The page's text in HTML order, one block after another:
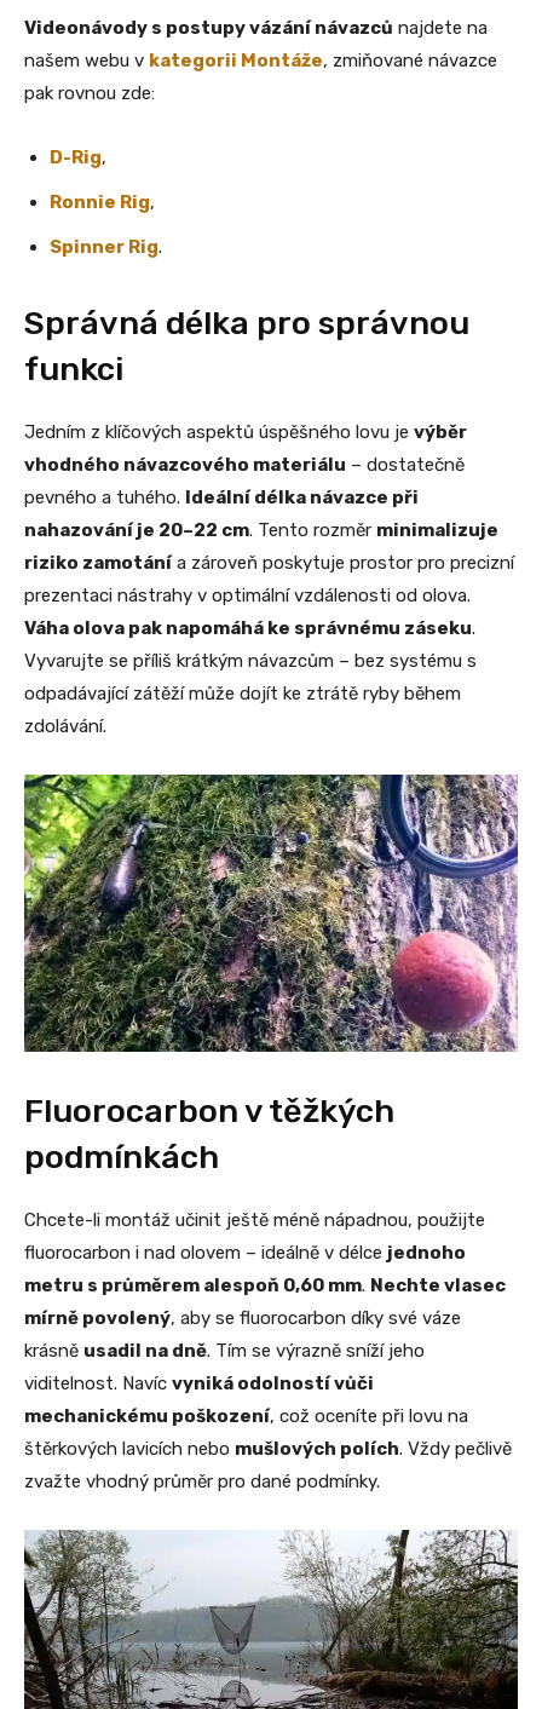
Videonávody s postupy vázání návazců najdete na
našem webu v kategorii Montáže, zmiňované návazce
pak rovnou zde:
D-Rig,
Ronnie Rig,
Spinner Rig.
Správná délka pro správnou
funkci
Jedním z klíčových aspektů úspěšného lovu je výběr
vhodného návazcového materiálu – dostatečně
pevného a tuhého. Ideální délka návazce při
nahazování je 20–22 cm. Tento rozměr minimalizuje
riziko zamotánía zároveň poskytuje prostor pro precizní
prezentaci nástrahy v optimální vzdálenosti od olova.
Váha olova pak napomáhá ke správnému záseku.
Vyvarujte se příliš krátkým návazcům – bez systému s
odpadávající zátěží může dojít ke ztrátě ryby během
zdolávání.
Fluorocarbon v těžkých
podmínkách
Chcete-li montáž učinit ještě méně nápadnou, použijte
fluorocarbon i nad olovem – ideálně v délce jednoho
metru s průměrem alespoň 0,60 mm. Nechte vlasec
mírně povolený, aby se fluorocarbon díky své váze
krásně usadil na dně. Tím se výrazně sníží jeho
viditelnost. Navíc vyniká odolností vůči
mechanickému poškození, což oceníte při lovu na
štěrkových lavicích nebo mušlových polích. Vždy pečlivě
zvažte vhodný průměr pro dané podmínky.